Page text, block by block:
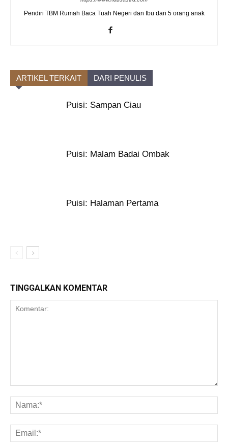
Pendiri TBM Rumah Baca Tuah Negeri dan Ibu dari 5 orang anak
ARTIKEL TERKAIT DARI PENULIS
Puisi: Sampan Ciau
Puisi: Malam Badai Ombak
Puisi: Halaman Pertama
TINGGALKAN KOMENTAR